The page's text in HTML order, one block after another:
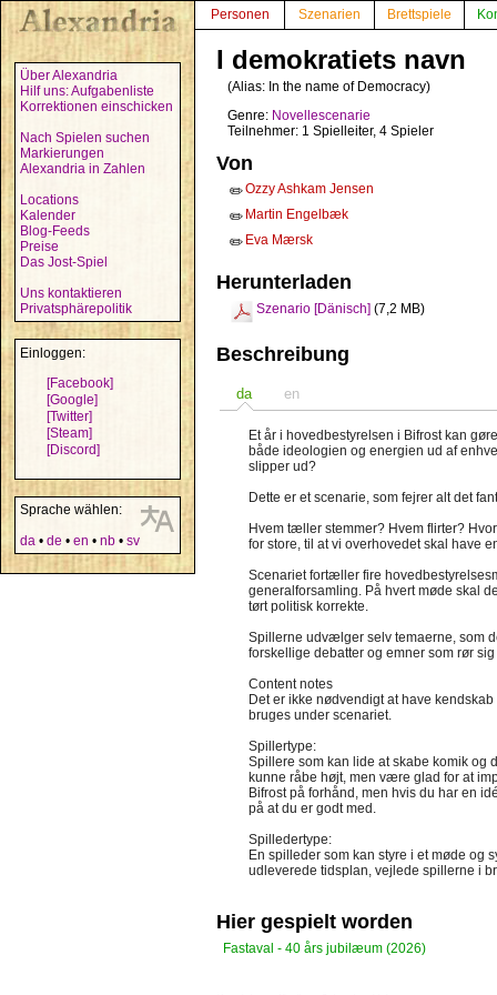
Über Alexandria
Hilf uns: Aufgabenliste
Korrektionen einschicken
Nach Spielen suchen
Markierungen
Alexandria in Zahlen
Locations
Kalender
Blog-Feeds
Preise
Das Jost-Spiel
Uns kontaktieren
Privatsphärepolitik
Einloggen:
[Facebook]
[Google]
[Twitter]
[Steam]
[Discord]
Sprache wählen:
da • de • en • nb • sv
Personen Szenarien Brettspiele
I demokratiets navn
(Alias: In the name of Democracy)
Genre: Novellescenarie
Teilnehmer: 1 Spielleiter, 4 Spieler
Von
✏️Ozzy Ashkam Jensen
✏️ Martin Engelbæk
✏️ Eva Mærsk
Herunterladen
Szenario [Dänisch] (7,2 MB)
Beschreibung
da en
Et år i hovedbestyrelsen i Bifrost kan
både ideologien og energien ud af
slipper ud?
Dette er et scenarie, som fejrer alt det
Hvem tæller stemmer? Hvem flirter?
for store, til at vi overhovedet skal have
Scenariet fortæller fire
generalforsamling. På hvert møde skal
tørt politisk korrekte.
Spillerne udvælger selv temaerne, som
forskellige debatter og emner som rør
Content notes
Det er ikke nødvendigt at have
bruges under scenariet.
Spillertype:
Spillere som kan lide at skabe komik og
kunne råbe højt, men være glad for at
Bifrost på forhånd, men hvis du har en
på at du er godt med.
Spilledertype:
En spilleder som kan styre i et møde og
udleverede tidsplan, vejlede spillerne i
Hier gespielt worden
Fastaval - 40 års jubilæum (2026)